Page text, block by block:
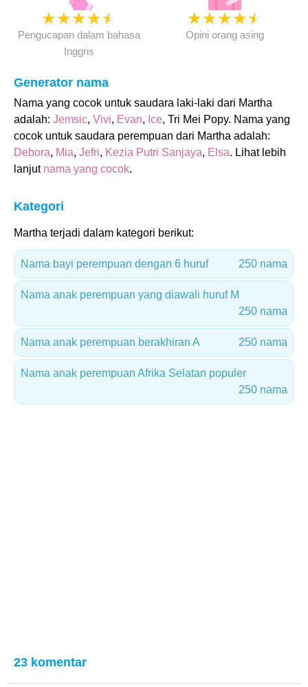
★★★★★
Pengucapan dalam bahasa
Inggris
★★★★★
Opini orang asing
Generator nama
Nama yang cocok untuk saudara laki-laki dari Martha
adalah: Jemsic, Vivi, Evan, Ice, Tri Mei Popy. Nama yang
cocok untuk saudara perempuan dari Martha adalah:
Debora, Mia, Jefri, Kezia Putri Sanjaya, Elsa. Lihat lebih
lanjut nama yang cocok.
Kategori
Martha terjadi dalam kategori berikut:
Nama bayi perempuan dengan 6 huruf 250 nama
Nama anak perempuan yang diawali huruf M
250 nama
Nama anak perempuan berakhiran A 250 nama
Nama anak perempuan Afrika Selatan populer
250 nama
23 komentar